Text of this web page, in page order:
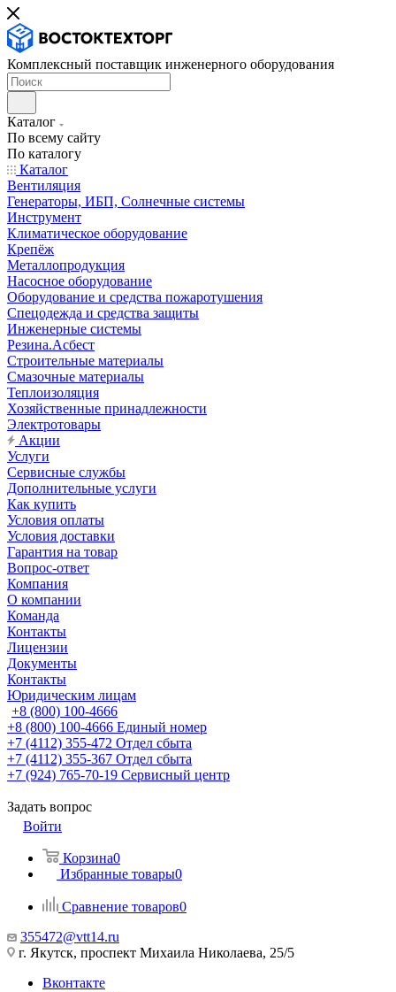
Комплексный поставщик инженерного оборудования
Каталог
По всему сайту
По каталогу
Каталог
Вентиляция
Генераторы, ИБП, Солнечные системы
Инструмент
Климатическое оборудование
Крепёж
Металлопродукция
Насосное оборудование
Оборудование и средства пожаротушения
Спецодежда и средства защиты
Инженерные системы
Резина.Асбест
Строительные материалы
Смазочные материалы
Теплоизоляция
Хозяйственные принадлежности
Электротовары
Акции
Услуги
Сервисные службы
Дополнительные услуги
Как купить
Условия оплаты
Условия доставки
Гарантия на товар
Вопрос-ответ
Компания
О компании
Команда
Контакты
Лицензии
Документы
Контакты
Юридическим лицам
+8 (800) 100-4666
+8 (800) 100-4666 Единый номер
+7 (4112) 355-472 Отдел сбыта
+7 (4112) 355-367 Отдел сбыта
+7 (924) 765-70-19 Сервисный центр
Задать вопрос
Войти
Корзина0
Избранные товары0
Сравнение товаров0
355472@vtt14.ru
г. Якутск, проспект Михаила Николаева, 25/5
Вконтакте